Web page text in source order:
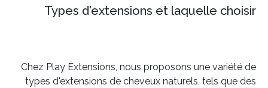
Types d'extensions et laquelle choisir
Chez Play Extensions, nous proposons une variété de
types d'extensions de cheveux naturels, tels que des